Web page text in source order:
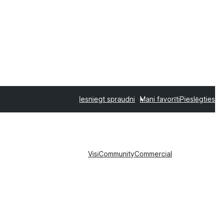
Iesniegt spraudni Mani favorītiPieslēgties
VisiCommunityCommercial